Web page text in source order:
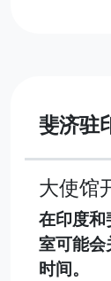
斐济驻
大使馆
在印度
室可能
时间。